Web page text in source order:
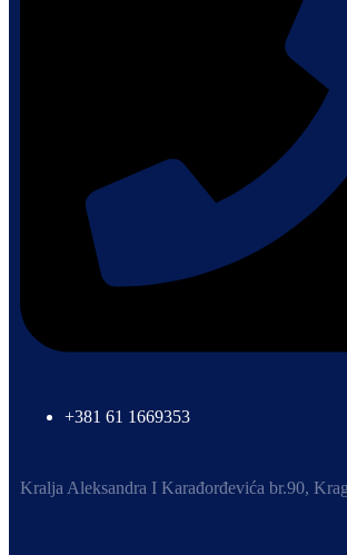
+381 61 1669353
Kralja Aleksandra I Karađorđevića br.90,